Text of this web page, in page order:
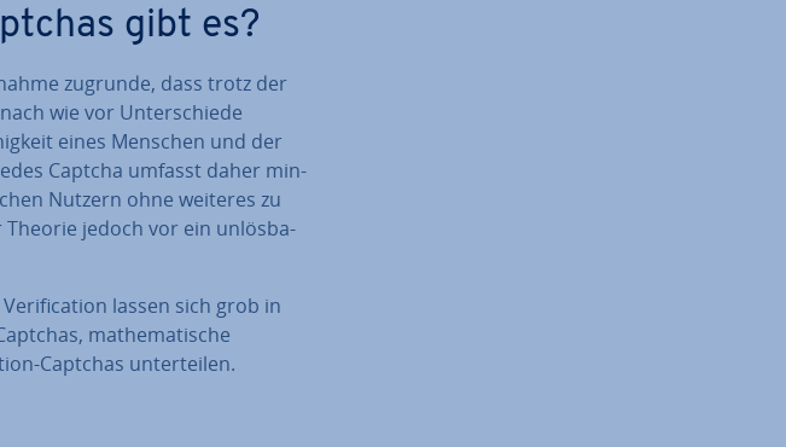
gibt es?
zugrunde, dass trotz der
wie vor Un­ter­schie­de
eines Menschen und der
Captcha umfasst daher min­
Nutzern ohne weiteres zu
Theorie jedoch vor ein un­lös­ba­
lassen sich grob in
ma­the­ma­ti­sche
Captchas un­ter­tei­len.